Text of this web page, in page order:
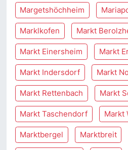
Margetshöchheim
Marklkofen Markt
Markt Einersheim Markt
Markt Indersdorf Markt
Markt Rettenbach Markt
Markt Taschendorf Markt
Marktbergel Marktbreit